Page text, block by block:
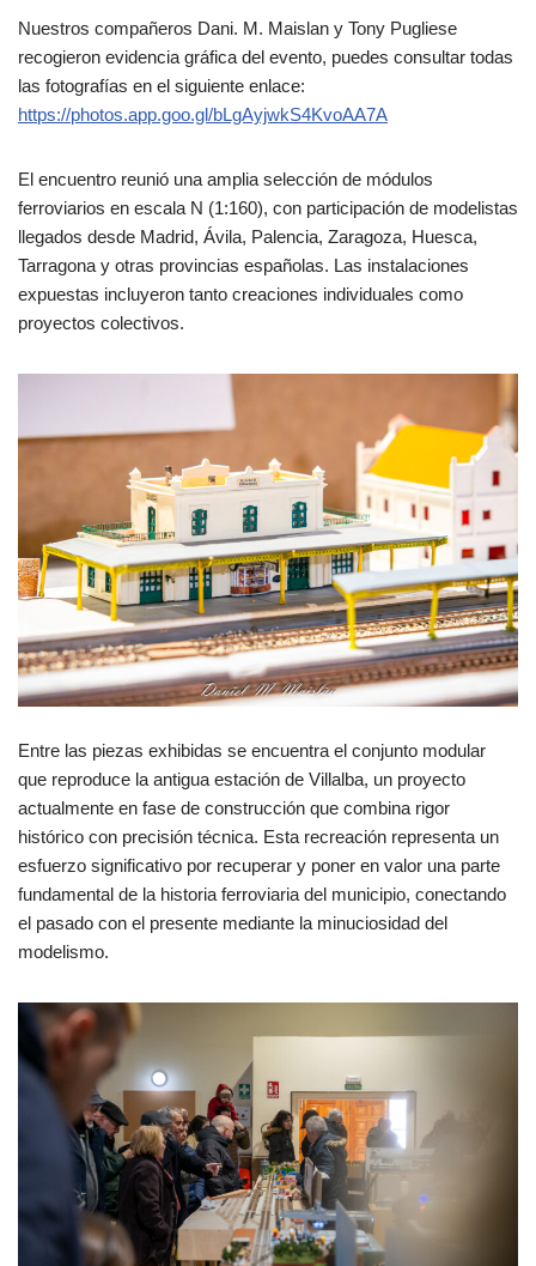
Nuestros compañeros Dani. M. Maislan y Tony Pugliese
recogieron evidencia gráfica del evento, puedes consultar todas
las fotografías en el siguiente enlace:
https://photos.app.goo.gl/bLgAyjwkS4KvoAA7A
El encuentro reunió una amplia selección de módulos
ferroviarios en escala N (1:160), con participación de modelistas
llegados desde Madrid, Ávila, Palencia, Zaragoza, Huesca,
Tarragona y otras provincias españolas. Las instalaciones
expuestas incluyeron tanto creaciones individuales como
proyectos colectivos.
Entre las piezas exhibidas se encuentra el conjunto modular
que reproduce la antigua estación de Villalba, un proyecto
actualmente en fase de construcción que combina rigor
histórico con precisión técnica. Esta recreación representa un
esfuerzo significativo por recuperar y poner en valor una parte
fundamental de la historia ferroviaria del municipio, conectando
el pasado con el presente mediante la minuciosidad del
modelismo.